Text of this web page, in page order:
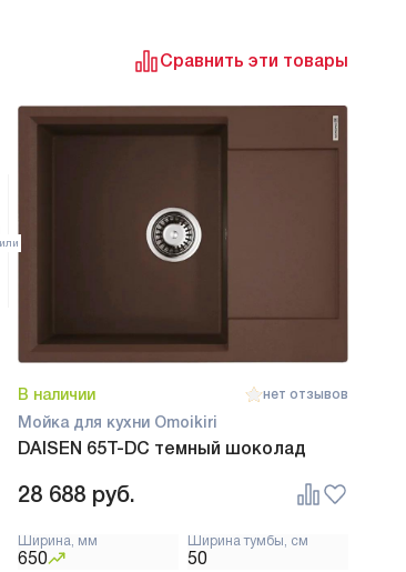
Сравнить эти товары
В наличии нет отзывов
Мойка для кухни Omoikiri
DAISEN 65T-DC темный шоколад
28 688 руб.
Ширина, мм
650
Ширина тумбы, см
50